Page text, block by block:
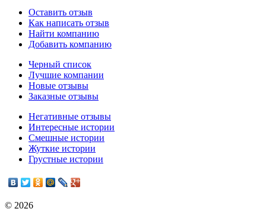
Оставить отзыв
Как написать отзыв
Найти компанию
Добавить компанию
Черный список
Лучшие компании
Новые отзывы
Заказные отзывы
Негативные отзывы
Интересные истории
Смешные истории
Жуткие истории
Грустные истории
© 2026